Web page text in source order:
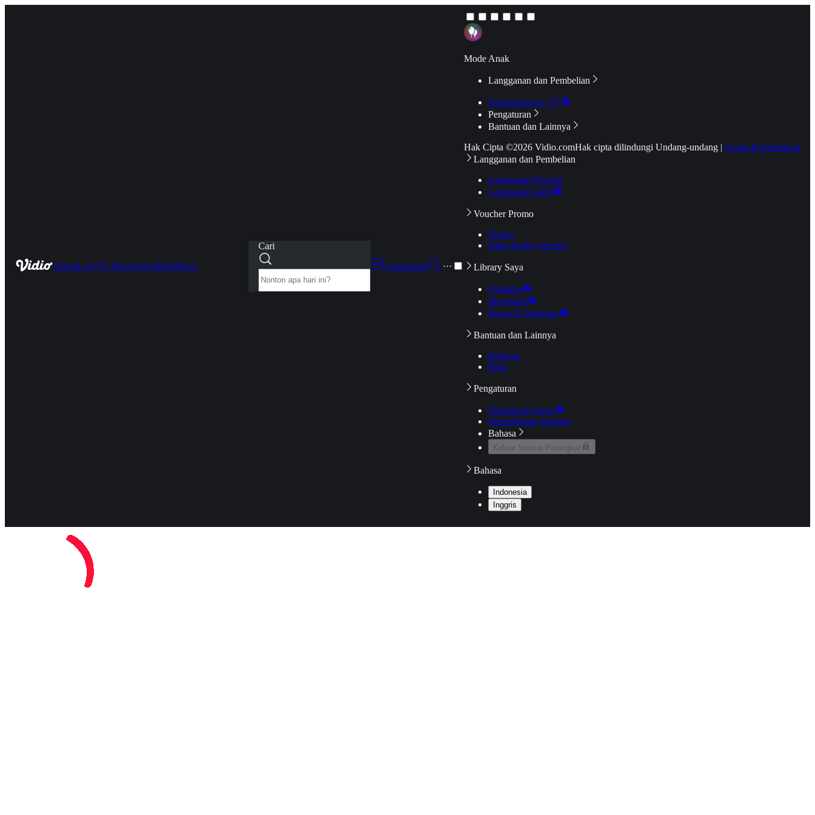
HomeLiveTV ShowSportsKidsNews
Cari
Langganan
···
Mode Anak
Langganan dan Pembelian
Hubungkan ke TV
Pengaturan
Bantuan dan Lainnya
Hak Cipta ©2026 Vidio.comHak cipta dilindungi Undang-undang | Syarat & Ketentuan
Langganan dan Pembelian
Langganan Premier
Langganan Aktif
Voucher Promo
Promo
Pakai Kode Voucher
Library Saya
Daftarku
Mengikuti
Riwayat Tontonan
Bantuan dan Lainnya
Bantuan
Blog
Pengaturan
Pengaturan Akun
Pemeriksaan Jaringan
Bahasa
Keluar Semua Perangkat
Bahasa
Indonesia
Inggris